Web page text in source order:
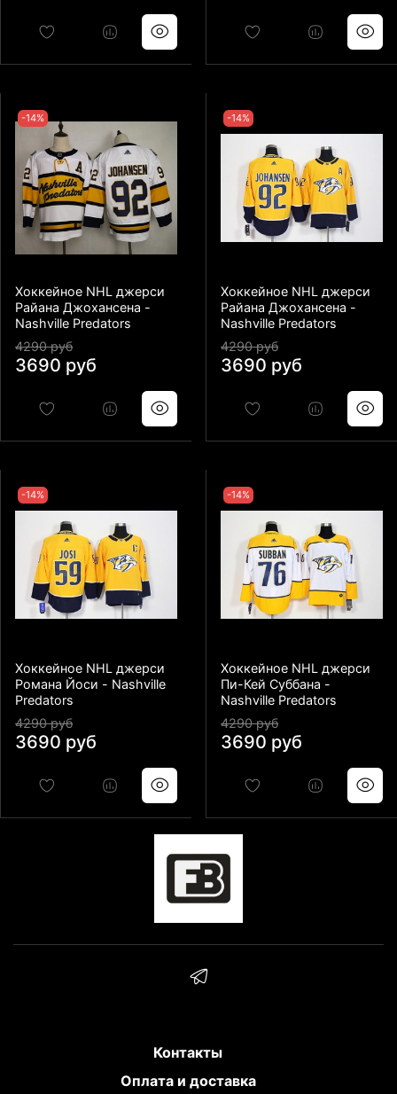
-14%
Хоккейное NHL джерси
Райана Джохансена -
Nashville Predators
4290 руб
3690 руб
-14%
Хоккейное NHL джерси
Райана Джохансена -
Nashville Predators
4290 руб
3690 руб
-14%
Хоккейное NHL джерси
Романа Йоси - Nashville
Predators
4290 руб
3690 руб
-14%
Хоккейное NHL джерси
Пи-Кей Суббана -
Nashville Predators
4290 руб
3690 руб
Контакты
Оплата и доставка